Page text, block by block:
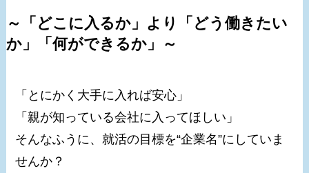
～「どこに入るか」より「どう働きたい
か」「何ができるか」～
「とにかく大手に入れば安心」
「親が知っている会社に入ってほしい」
そんなふうに、就活の目標を“企業名”にしていま
せんか？